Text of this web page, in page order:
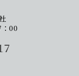
00